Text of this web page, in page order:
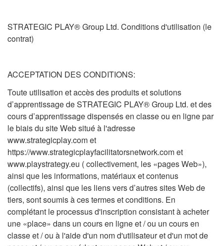
STRATEGIC PLAY® Group Ltd. Conditions d'utilisation (le
contrat)
ACCEPTATION DES CONDITIONS:
Toute utilisation et accès des produits et solutions
d’apprentissage de STRATEGIC PLAY® Group Ltd. et des
cours d’apprentissage dispensés en classe ou en ligne par
le biais du site Web situé à l'adresse
www.strategicplay.com et
https://www.strategicplayfacilitatorsnetwork.com et
www.playstrategy.eu ( collectivement, les «pages Web»),
ainsi que les informations, matériaux et contenus
(collectifs), ainsi que les liens vers d’autres sites Web de
tiers, sont soumis à ces termes et conditions. En
complétant le processus d'inscription consistant à acheter
une «place» dans un cours en ligne et / ou un cours en
classe et / ou à l'aide d'un nom d'utilisateur et d'un mot de